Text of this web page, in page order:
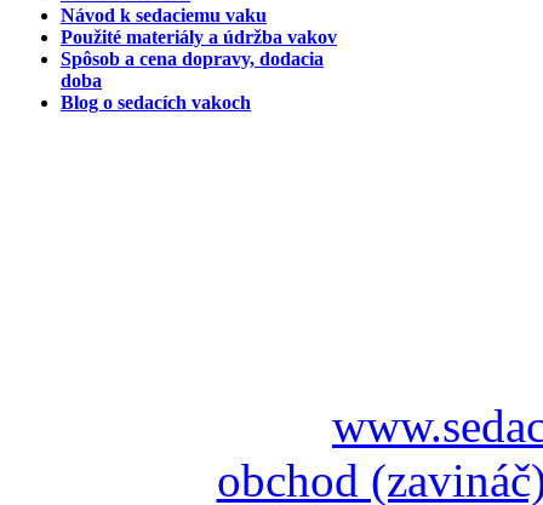
Návod k sedaciemu vaku
Použité materiály a údržba vakov
Spôsob a cena dopravy, dodacia
doba
Blog o sedacích vakoch
obchod